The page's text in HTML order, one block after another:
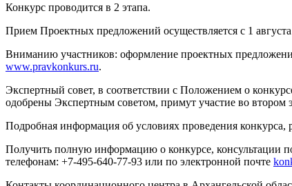
Конкурс проводится в 2 этапа.
Прием Проектных предложений осуществляется с 1 августа
Вниманию участников: оформление проектных
www.pravkonkurs.ru.
Экспертный совет, в соответствии с Положением о
одобрены Экспертным советом, примут участие во втором
Подробная информация об условиях проведения
Получить полную информацию о конкурсе, консультации
телефонам: +7-495-640-77-93 или по электронной почте